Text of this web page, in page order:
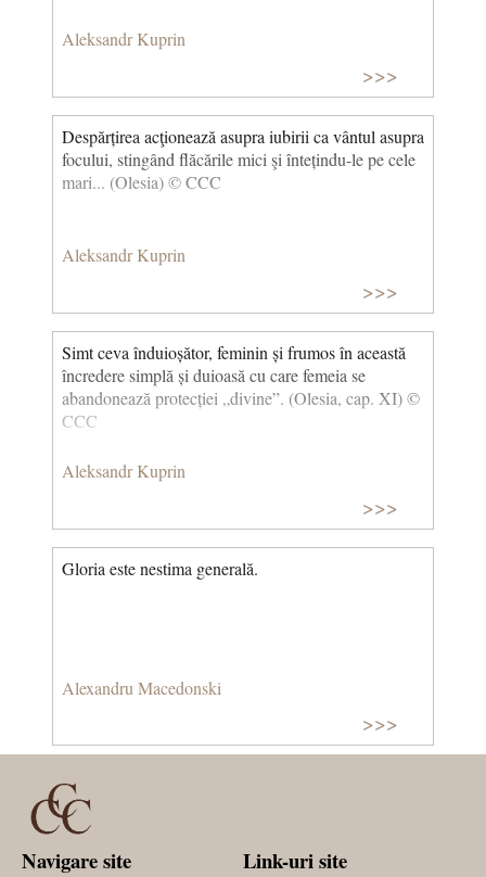
Aleksandr Kuprin
>>>
Despărțirea acţionează asupra iubirii ca vântul asupra
focului, stingând flăcările mici şi întețindu-le pe cele
mari... (Olesia) © CCC
Aleksandr Kuprin
>>>
Simt ceva înduioșător, feminin și frumos în această
încredere simplă și duioasă cu care femeia se
abandonează protecției „divine”. (Olesia, cap. XI) ©
CCC
Aleksandr Kuprin
>>>
Gloria este nestima generală.
Alexandru Macedonski
>>>
Navigare site Link-uri site